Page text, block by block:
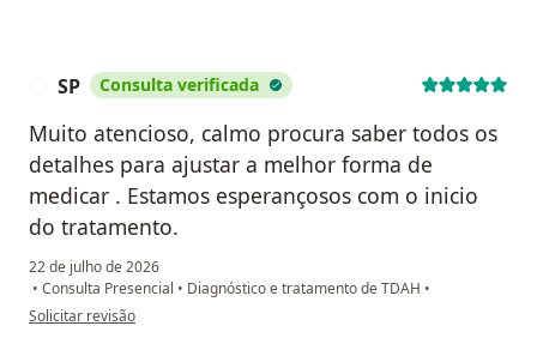
SP Consulta verificada
Muito atencioso, calmo procura saber todos os
detalhes para ajustar a melhor forma de
medicar . Estamos esperançosos com o inicio
do tratamento.
22 de julho de 2026
• Consulta Presencial • Diagnóstico e tratamento de TDAH •
na opinião do utilizador SP
Solicitar revisão